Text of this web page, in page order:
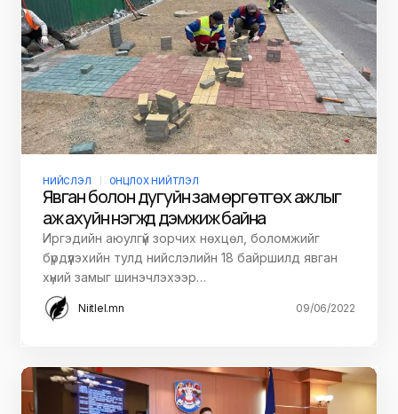
НИЙСЛЭЛ ОНЦЛОХ НИЙТЛЭЛ
Явган болон дугуйн зам өргөтгөх ажлыг
аж ахуйн нэгжүүд дэмжиж байна
Иргэдийн аюулгүй зорчих нөхцөл, боломжийг
бүрдүүлэхийн тулд нийслэлийн 18 байршилд явган
хүний замыг шинэчлэхээр…
Niitlel.mn 09/06/2022